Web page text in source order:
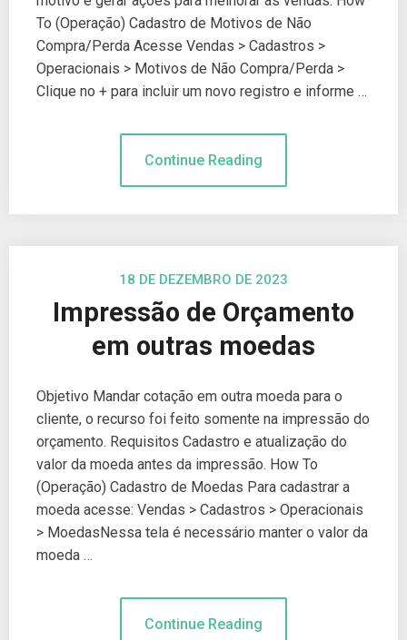
To (Operação) Cadastro de Motivos de Não
Compra/Perda Acesse Vendas > Cadastros >
Operacionais > Motivos de Não Compra/Perda >
Clique no + para incluir um novo registro e informe …
Continue Reading
18 DE DEZEMBRO DE 2023
Impressão de Orçamento
em outras moedas
Objetivo Mandar cotação em outra moeda para o
cliente, o recurso foi feito somente na impressão do
orçamento. Requisitos Cadastro e atualização do
valor da moeda antes da impressão. How To
(Operação) Cadastro de Moedas Para cadastrar a
moeda acesse: Vendas > Cadastros > Operacionais
> MoedasNessa tela é necessário manter o valor da
moeda …
Continue Reading